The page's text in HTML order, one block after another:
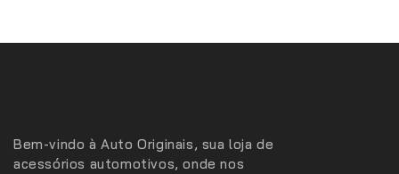
Bem-vindo à Auto Originais, sua loja de
acessórios automotivos, onde nos